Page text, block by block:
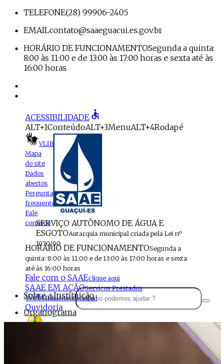
TELEFONE(28) 99906-2405
EMAILcontato@saaeguacui.es.gov.br
HORÁRIO DE FUNCIONAMENTOSegunda a quinta:
8:00 às 11:00 e de 13:00 às 17:00 horas e sexta até às
16:00 horas
ACESSIBILIDADE accessible
ALT+1ConteúdoALT+3MenuALT+4Rodapé
VLIBRAS
Mapa
do site
Dados
abertos
Perguntas
frequentes
Fale
conosco
SERVIÇO AUTÔNOMO DE ÁGUA E
ESGOTOAutarquia municipal criada pela Lei nº
1970/90
HORÁRIO DE FUNCIONAMENTOSegunda a
quinta: 8:00 às 11:00 e de 13:00 às 17:00 horas e sexta
até às 16:00 horas
Fale com o SAAEclique aqui
SAAE EM AÇÃOServiços Prestados
WebmailInstitucional
Ouvidoria
Sobre a Instituição
Organograma